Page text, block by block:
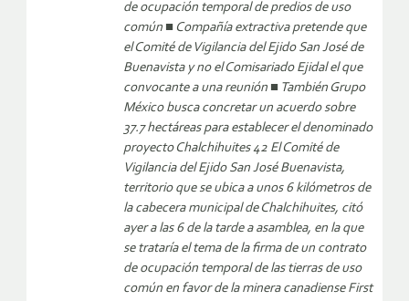
de ocupación temporal de predios de uso
común ■ Compañía extractiva pretende que
el Comité de Vigilancia del Ejido San José de
Buenavista y no el Comisariado Ejidal el que
convocante a una reunión ■ También Grupo
México busca concretar un acuerdo sobre
37.7 hectáreas para establecer el denominado
proyecto Chalchihuites 42 El Comité de
Vigilancia del Ejido San José Buenavista,
territorio que se ubica a unos 6 kilómetros de
la cabecera municipal de Chalchihuites, citó
ayer a las 6 de la tarde a asamblea, en la que
se trataría el tema de la firma de un contrato
de ocupación temporal de las tierras de uso
común en favor de la minera canadiense First